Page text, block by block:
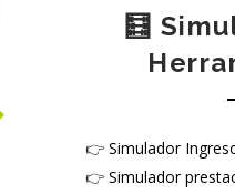
🧮
👉 Simulador
👉 Simulador